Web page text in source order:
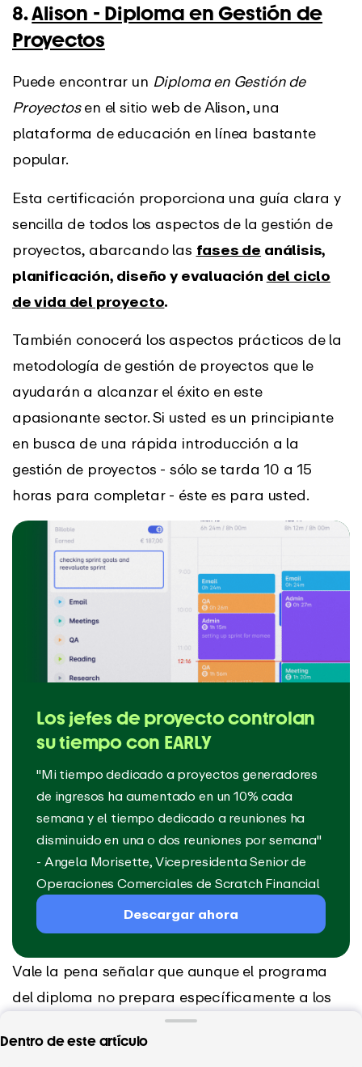
Dentro de este artículo
8.Alison - Diploma en Gestión de
Proyectos
Puede encontrar un Diploma en Gestión de
Proyectosen el sitio web de Alison, una
plataforma de educación en línea bastante
popular.
Esta certificación proporciona una guía clara y
sencilla de todos los aspectos de la gestión de
proyectos, abarcando las fases de análisis,
planificación, diseño y evaluación del ciclo
de vida del proyecto.
También conocerá los aspectos prácticos de la
metodología de gestión de proyectos que le
ayudarán a alcanzar el éxito en este
apasionante sector. Si usted es un principiante
en busca de una rápida introducción a la
gestión de proyectos - sólo se tarda 10 a 15
horas para completar - éste es para usted.
Los jefes de proyecto controlan
su tiempo con EARLY
"Mi tiempo dedicado a proyectos generadores
de ingresos ha aumentado en un 10% cada
semana y el tiempo dedicado a reuniones ha
disminuido en una o dos reuniones por semana"
- Angela Morisette, Vicepresidenta Senior de
Operaciones Comerciales de Scratch Financial
Descargar ahora
Vale la pena señalar que aunque el programa
del diploma no prepara específicamente a los
estudiantes para la certificación PMP, sus
materiales de alta calidad lo convierten en un